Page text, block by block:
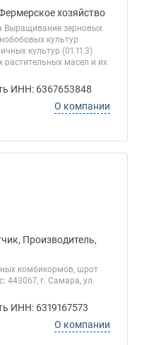
хозяйство
Выращивание зерновых
культур
культур (01.11.3)
масел и их
ИНН: 6367653848
О компании
Производитель,
комбикормов, шрот
443067, г. Самара, ул.
ИНН: 6319167573
О компании